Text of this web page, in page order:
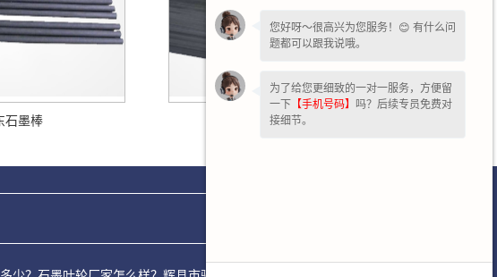
石墨棒 广东石墨纸板
您好呀～很高兴为您服务！😊 有什么问
题都可以跟我说哦。
为了给您更细致的一对一服务，方便留
一下 【手机号码】 吗？后续专员免费对
接细节。